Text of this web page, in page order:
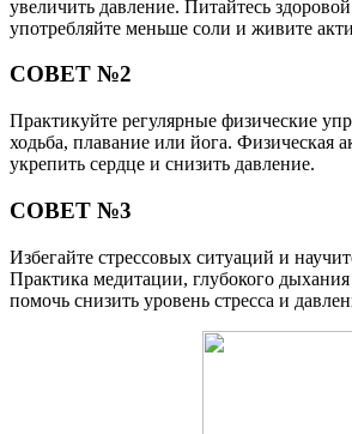
увеличить давление. Питайтесь
употребляйте меньше соли и живите
СОВЕТ №2
Практикуйте регулярные физические
ходьба, плавание или йога. Физическая
укрепить сердце и снизить давление.
СОВЕТ №3
Избегайте стрессовых ситуаций и
Практика медитации, глубокого
помочь снизить уровень стресса и